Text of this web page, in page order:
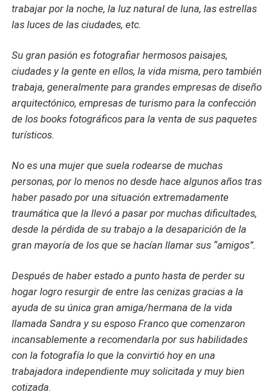
trabajar por la noche, la luz natural de luna, las estrellas
las luces de las ciudades, etc.
Su gran pasión es fotografiar hermosos paisajes,
ciudades y la gente en ellos, la vida misma, pero también
trabaja, generalmente para grandes empresas de diseño
arquitectónico, empresas de turismo para la confección
de los books fotográficos para la venta de sus paquetes
turísticos.
No es una mujer que suela rodearse de muchas
personas, por lo menos no desde hace algunos años tras
haber pasado por una situación extremadamente
traumática que la llevó a pasar por muchas dificultades,
desde la pérdida de su trabajo a la desaparición de la
gran mayoría de los que se hacían llamar sus “amigos”.
Después de haber estado a punto hasta de perder su
hogar logro resurgir de entre las cenizas gracias a la
ayuda de su única gran amiga/hermana de la vida
llamada Sandra y su esposo Franco que comenzaron
incansablemente a recomendarla por sus habilidades
con la fotografía lo que la convirtió hoy en una
trabajadora independiente muy solicitada y muy bien
cotizada.